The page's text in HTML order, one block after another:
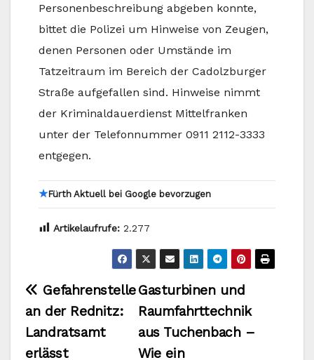
Personenbeschreibung abgeben konnte,
bittet die Polizei um Hinweise von Zeugen,
denen Personen oder Umstände im
Tatzeitraum im Bereich der Cadolzburger
Straße aufgefallen sind. Hinweise nimmt
der Kriminaldauerdienst Mittelfranken
unter der Telefonnummer 0911 2112-3333
entgegen.
★Fürth Aktuell bei Google bevorzugen
Artikelaufrufe: 2.277
Beitragsnavigation
Gasturbinen und
Raumfahrttechnik
aus Tuchenbach –
Wie ein
Gefahrenstelle
an der Rednitz:
Landratsamt
erlässt